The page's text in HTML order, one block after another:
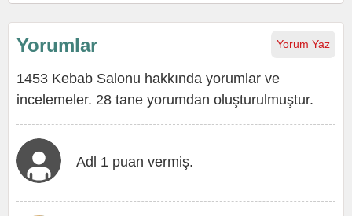
Yorum Yaz
Yorumlar
1453 Kebab Salonu hakkında yorumlar ve
incelemeler. 28 tane yorumdan oluşturulmuştur.
Adl 1 puan vermiş.